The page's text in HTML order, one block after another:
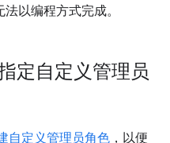
以编程方式完成。
定自定义管理员
自定义管理员角色 ，以便